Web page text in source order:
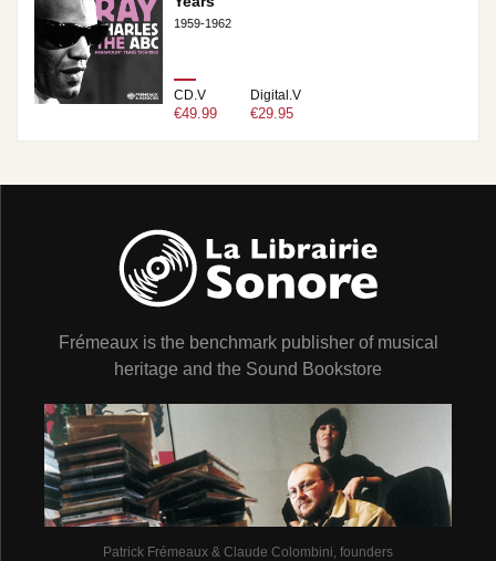
1959-1962
CD.V
€49.99
Digital.V
€29.95
Frémeaux is the benchmark publisher of musical
heritage and the Sound Bookstore
Patrick Frémeaux & Claude Colombini, founders